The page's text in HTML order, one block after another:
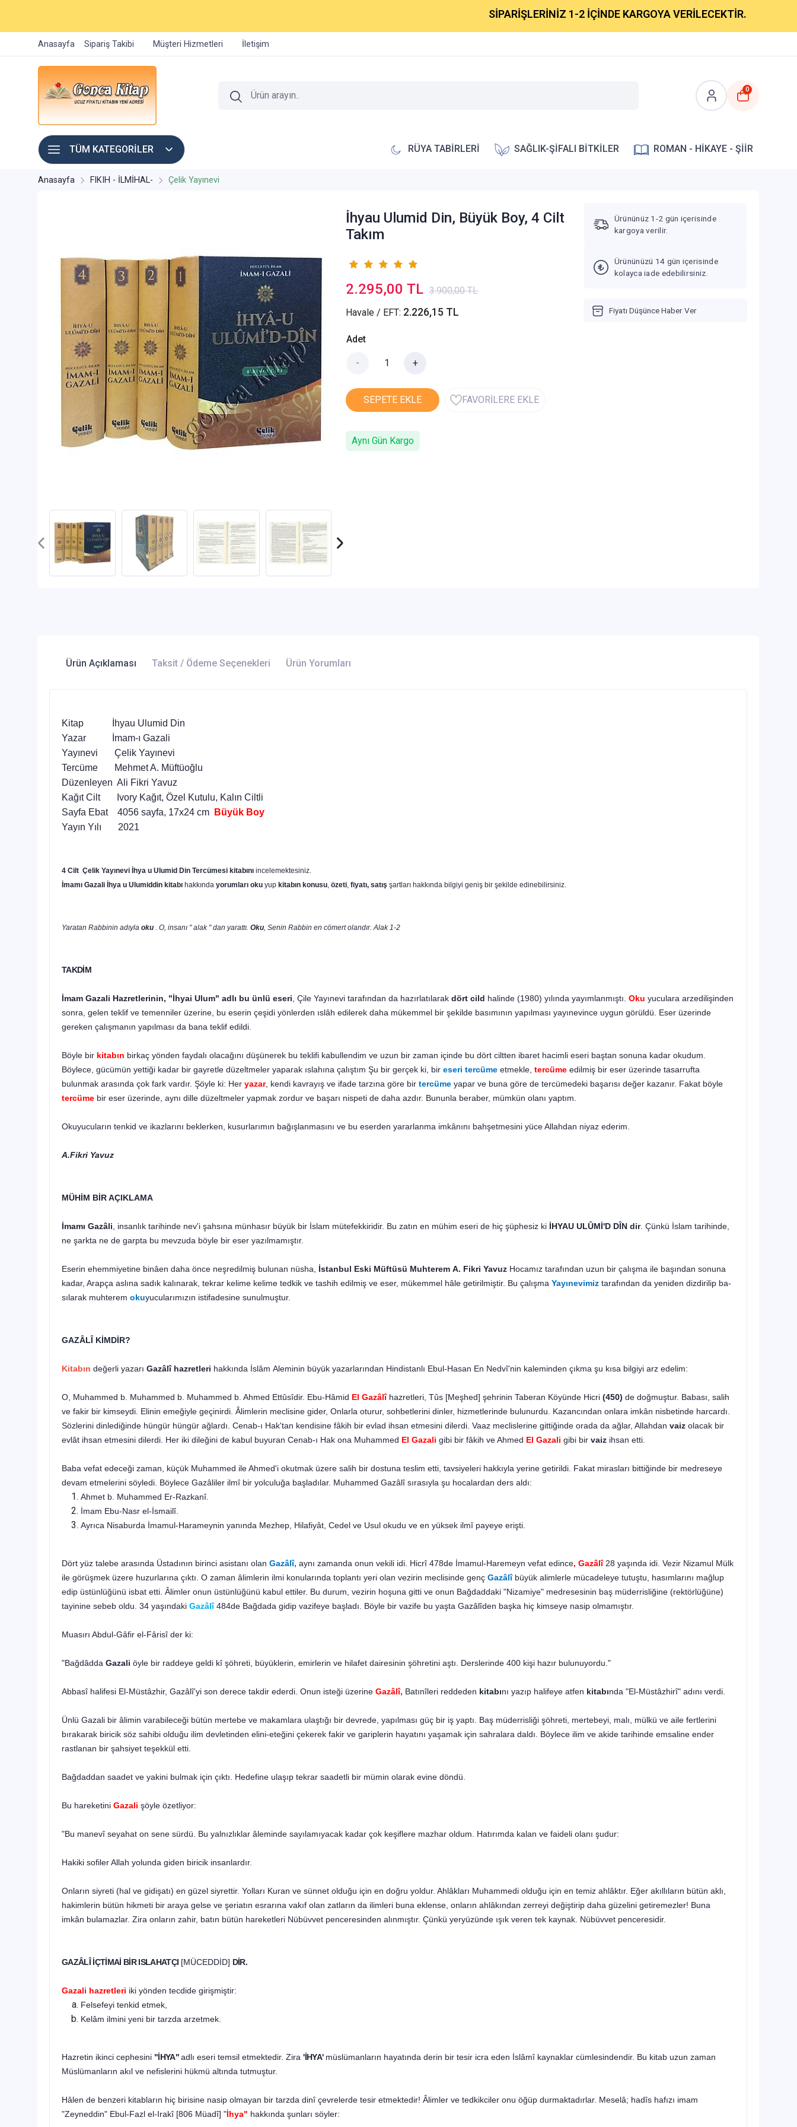
SİPARİŞLERİNİZ 1-2 İÇİNDE KARGOYA VERİLECEKTİR.
Anasayfa Sipariş Takibi Müşteri Hizmetleri İletişim
0
TÜM KATEGORİLER RÜYA TABİRLERİ SAĞLIK-ŞİFALI BİTKİLER ROMAN - HİKAYE - ŞİİR
Anasayfa FIKIH - İLMİHAL- Çelik Yayınevi
İhyau Ulumid Din, Büyük Boy, 4 Cilt
Takım
2.295,00 TL 3.900,00 TL
Havale / EFT: 2.226,15 TL
Adet
- +
SEPETE EKLE FAVORİLERE EKLE
Aynı Gün Kargo
Ürününüz 1-2 gün içerisinde
kargoya verilir.
Ürününüzü 14 gün içerisinde
kolayca iade edebilirsiniz.
Fiyatı Düşünce Haber Ver
Ürün Açıklaması Taksit / Ödeme Seçenekleri Ürün Yorumları
Kitap İhyau Ulumid Din
Yazar İmam-ı Gazali
Yayınevi Çelik Yayınevi
Tercüme Mehmet A. Müftüoğlu
Düzenleyen Ali Fikri Yavuz
Kağıt Cilt Ivory Kağıt, Özel Kutulu, Kalın Ciltli
Sayfa Ebat 4056 sayfa, 17x24 cm
Büyük Boy
Yayın Yılı 2021
4 Cilt Çelik Yayınevi İhya u Ulumid Din Tercümesi kitabını incelemektesiniz.
İmamı Gazali İhya u Ulumiddin kitabı hakkında yorumları oku yup kitabın konusu, özeti, fiyatı, satış şartları hakkında bilgiyi geniş bir şekilde edinebilirsiniz.
Yaratan Rabbinin adıyla oku . O, insanı " alak " dan yarattı. Oku, Senin Rabbin en cömert olandır. Alak 1-2
TAKDİM
İmam Gazali Hazretlerinin, "İhyai Ulum" adlı bu ünlü eseri , Çile Yayınevi tarafından da hazırlatılarak dört cild halinde (1980) yılında yayımlanmıştı. Oku yuculara arzedilişinden
sonra, gelen teklif ve temenniler üzerine, bu eserin çeşidi yön­lerden ıslâh edilerek daha mükemmel bir şekilde basımının yapılması yayınevince uygun görüldü. Eser üzerinde
gereken çalışmanın yapılması da bana teklif edildi.
Böyle bir kitabın birkaç yönden faydalı olacağını düşünerek bu teklifi ka­bullendim ve uzun bir zaman içinde bu dört ciltten ibaret ha­cimli eseri baştan sonuna kadar okudum.
Böylece, gücümün yettiği kadar bir gayretle düzeltmeler yaparak ıslahına çalıştım Şu bir gerçek ki, bir eseri tercüme etmekle, tercüme edil­miş bir eser üzerinde tasarrufta
bulunmak arasında çok fark vardır. Şöyle ki: Her yazar, kendi kavrayış ve ifade tarzına göre bir tercüme yapar ve buna göre de tercümedeki başarısı de­ğer kazanır. Fakat böyle
tercüme bir eser üzerinde, aynı dille düzeltmeler yapmak zordur ve başarı nispeti de daha azdır. Bununla beraber, mümkün olanı yaptım.
Okuyucuların tenkid ve ikazlarını beklerken, kusurları­mın bağışlanmasını ve bu eserden yararlanma imkânını bah­şetmesini yüce Allahdan niyaz ederim.
A.Fikri Yavuz
MÜHİM BİR AÇIKLAMA
İmamı Gazâli , insanlık tarihinde nev'i şahsına münhasır büyük bir İslam mütefekkiridir. Bu zatın en mühim eseri de hiç şüphesiz ki İHYAU ULÛMİ'D DÎN dir. Çünkü İslam tarihinde,
ne şarkta ne de garpta bu mevzuda böyle bir eser yazılmamıştır.
Eserin ehemmiyetine binâen daha önce neşredilmiş bu­lunan nüsha, İstanbul Eski Müftüsü Muhterem A. Fikri Ya­vuz Hocamız tarafından uzun bir çalışma ile başından sonuna
kadar, Arapça aslına sadık kalınarak, tekrar kelime kelime tedkik ve tashih edilmiş ve eser, mükemmel hâle getirilmiştir. Bu çalışma Yayınevimiz tarafından da yeniden dizdirilip ba­
sılarak muhterem okuyucularımızın istifadesine sunulmuştur.
GAZÂLÎ KİMDİR?
Kitabın değerli yazarı Gazâlî hazretleri hakkında İslâm Aleminin büyük yazarlarından Hindistanlı Ebul-Hasan En Nedvî'nin kaleminden çıkma şu kısa bilgiyi arz edelim:
O, Muhammed b. Muhammed b. Muhammed b. Ahmed Ettûsîdir. Ebu-Hâmid El Gazâlîhazretleri, Tûs [Meşhed] şeh­rinin Taberan Köyünde Hicri (450) de doğmuştur. Babası, salih
ve fakir bir kimseydi. Elinin emeğiyle geçinirdi. Âlimlerin meclisine gider, Onlarla oturur, sohbetlerini dinler, hizmetle­rinde bulunurdu. Kazancından onlara imkân nisbetinde har­cardı.
Sözlerini dinlediğinde hüngür hüngür ağlardı. Cenab-ı Hak'tan kendisine fâkih bir evlad ihsan etmesini dilerdi. Vaaz meclislerine gittiğinde orada da ağlar, Allahdan vaiz olacak bir
evlât ihsan etmesini dilerdi. Her iki dileğini de kabul bu­yuran Cenab-ı Hak ona Muhammed El Gazali gibi bir fâkih ve Ahmed El Gazali gibi bir vaiz ihsan etti.
Baba vefat edeceği zaman, küçük Muhammed ile Ahmed'i okutmak üzere salih bir dostuna teslim etti, tavsiyeleri hak­kıyla yerine getirildi. Fakat mirasları bittiğinde bir medreseye
devam etmelerini söyledi. Böylece Gazâliler ilmî bir yolculuğa başladılar. Muhammed Gazâlî sırasıyla şu hocalardan ders aldı:
Ahmet b. Muhammed Er-Razkanî.
İmam Ebu-Nasr el-İsmailî.
Ayrıca Nisaburda İmamul-Harameynin yanında Mezhep, Hilafiyât, Cedel ve Usul okudu ve en yüksek ilmî payeye erişti.
Dört yüz talebe arasında Üstadının birinci asistanı olan Gazâlî, aynı zamanda onun vekili idi. Hicrî 478de İmamul-Ha­remeyn vefat edince, Gazâlî28 yaşında idi. Vezir Nizamul Mülk
ile görüşmek üzere huzurlarına çıktı. O zaman âlimlerin ilmi konularında toplantı yeri olan vezirin meclisinde genç Gazâlî büyük alimlerle mücadeleye tutuştu, hasımlarını mağlup
edip üstünlüğünü isbat etti. Âlimler onun üstünlüğünü kabul etti­ler. Bu durum, vezirin hoşuna gitti ve onun Bağdaddaki "Ni­zamiye" medresesinin baş müderrisliğine (rektörlüğüne)
ta­yinine sebeb oldu. 34 yaşındaki Gazâlî484de Bağdada gidip vazifeye başladı. Böyle bir vazife bu yaşta Gazâlîden başka hiç kimseye nasip olmamıştır.
Muasırı Abdul-Gâfir el-Fârisî der ki:
"Bağdâdda Gazali öyle bir raddeye geldi kî şöhreti, bü­yüklerin, emirlerin ve hilafet dairesinin şöhretini aştı. Ders­lerinde 400 kişi hazır bulunuyordu."
Abbasî halifesi El-Müstâzhir, Gazâlî'yi son derece takdir ederdi. Onun isteği üzerine Gazâlî, Batınîleri reddeden kita­bını yazıp halifeye atfen kitabında "El-Müstâzhirî" adını verdi.
Ünlü Gazali bir âlimin varabileceği bütün mertebe ve ma­kamlara ulaştığı bir devrede, yapılması güç bir iş yaptı. Baş müderrisliği şöhreti, mertebeyi, malı, mülkü ve aile fertlerini
bırakarak biricik söz sahibi olduğu ilim devletinden elini-eteğini çekerek fakir ve gariplerin hayatını yaşamak için sah­ralara daldı. Böylece ilim ve akide tarihinde emsaline ender
rastlanan bir şahsiyet teşekkül etti.
Bağdaddan saadet ve yakini bulmak için çıktı. Hedefine ulaşıp tekrar saadetli bir mümin olarak evine döndü.
Bu hareketini Gazali şöyle özetliyor:
"Bu manevî seyahat on sene sürdü. Bu yalnızlıklar âle­minde sayılamıyacak kadar çok keşiflere mazhar oldum. Ha­tırımda kalan ve faideli olanı şudur:
Hakiki sofiler Allah yolunda giden biricik insanlardır.
Onların siyreti (hal ve gidişatı) en güzel siyrettir. Yolları Kuran ve sünnet olduğu için en doğru yoldur. Ahlâkları Mu­hammedi olduğu için en temiz ahlâktır. Eğer akıllıların bütün aklı,
hakimlerin bütün hikmeti bir araya gelse ve şeriatın es­rarına vakıf olan zatların da ilimleri buna eklense, onların ah­lâkından zerreyi değiştirip daha güzelini getiremezler! Buna
imkân bulamazlar. Zira onların zahir, batın bütün hareketleri Nübüvvet penceresinden alınmıştır. Çünkü yeryüzünde ışık veren tek kaynak. Nübüvvet penceresidir.
GAZÂLÎ İÇTİMAİ BİR ISLAHATÇI [MÜCEDDİD] DİR.
Gazali hazretleri iki yönden tecdide girişmiştir:
Felsefeyi tenkid etmek,
Kelâm ilmini yeni bir tarzda arzetmek.
Hazretin ikinci cephesini "İHYA"adlı eseri temsil etmek­tedir. Zira'İHYA' müslümanların hayatında derin bir tesir icra eden İslâmî kaynaklar cümlesindendir. Bu kitab uzun zaman
Müslümanların akıl ve nefislerini hükmü altında tutmuştur.
Hâlen de benzeri kitabların hiç birisine nasip olmayan bir tarzda dinî çevrelerde tesir etmektedir! Âlimler ve tedkikciler onu öğüp durmaktadırlar. Meselâ; hadîs hafızı imam
"Zeyneddin" Ebul-Fazl el-Irakî [806 Müadî] "İhya" hakkında şunları söyler: